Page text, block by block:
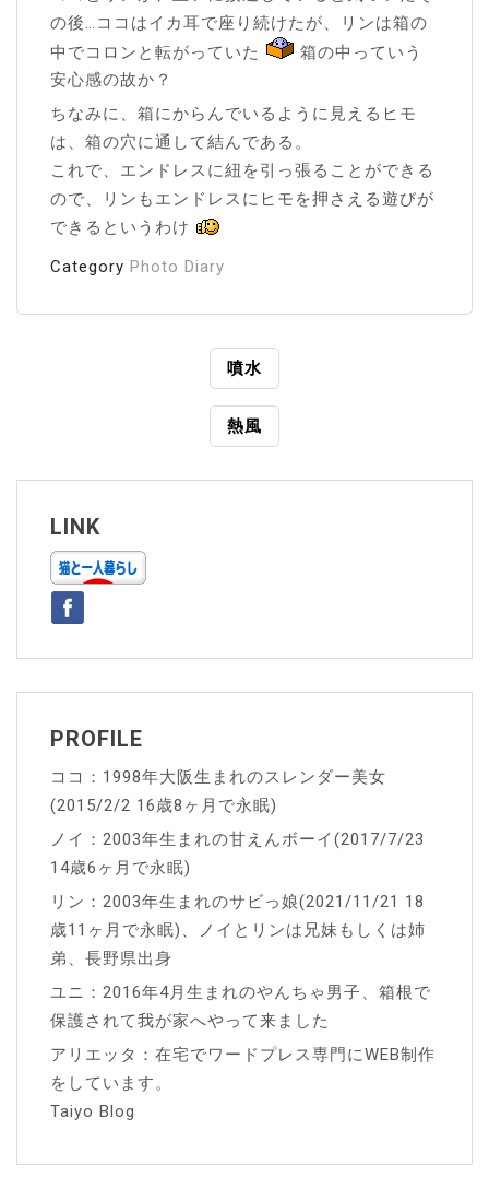
の後…ココはイカ耳で座り続けたが、リンは箱の
中でコロンと転がっていた
箱の中っていう
安心感の故か？
ちなみに、箱にからんでいるように見えるヒモ
は、箱の穴に通して結んである。
これで、エンドレスに紐を引っ張ることができる
ので、リンもエンドレスにヒモを押さえる遊びが
できるというわけ
Category Photo Diary
ビ
ゲ
ー
シ
ョ
ン
噴水
熱風
LINK
PROFILE
ココ：1998年大阪生まれのスレンダー美女
(2015/2/2 16歳8ヶ月で永眠)
ノイ：2003年生まれの甘えんボーイ(2017/7/23
14歳6ヶ月で永眠)
リン：2003年生まれのサビっ娘(2021/11/21 18
歳11ヶ月で永眠)、ノイとリンは兄妹もしくは姉
弟、長野県出身
ユニ：2016年4月生まれのやんちゃ男子、箱根で
保護されて我が家へやって来ました
アリエッタ：在宅でワードプレス専門にWEB制作
をしています。
Taiyo Blog